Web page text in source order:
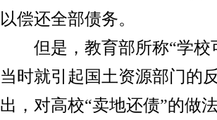
以偿还全部债务。
但是，教育部所称“学校
当时就引起国土资源部门的
出，对高校“卖地还债”的做